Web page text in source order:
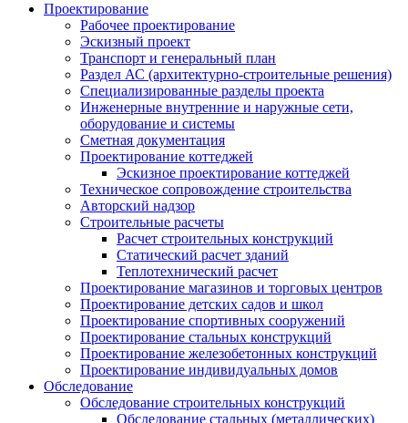
Проектирование
Рабочее проектирование
Эскизный проект
Транспорт и генеральный план
Раздел АС (архитектурно-строительные решения)
Специализированные разделы проекта
Инженерные внутренние и наружные сети,
оборудование и системы
Сметная документация
Проектирование коттеджей
Эскизное проектирование коттеджей
Техническое сопровождение строительства
Авторский надзор
Строительные расчеты
Расчет строительных конструкций
Статический расчет зданий
Теплотехнический расчет
Проектирование магазинов и торговых центров
Проектирование детских садов и школ
Проектирование спортивных сооружений
Проектирование стальных конструкций
Проектирование железобетонных конструкций
Проектирование индивидуальных домов
Обследование
Обследование строительных конструкций
Обследование стальных (металлических)